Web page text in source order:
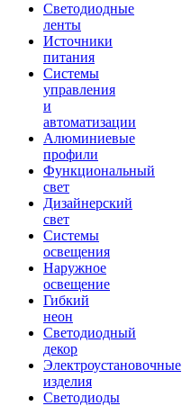
Светодиодные
ленты
Источники
питания
Системы
управления
и
автоматизации
Алюминиевые
профили
Функциональный
свет
Дизайнерский
свет
Системы
освещения
Наружное
освещение
Гибкий
неон
Светодиодный
декор
Электроустановочные
изделия
Светодиоды